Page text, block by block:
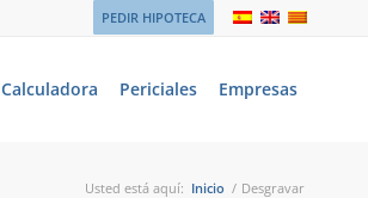
PEDIR HIPOTECA
Calculadora Periciales Empresas
Usted está aquí: Inicio / Desgravar